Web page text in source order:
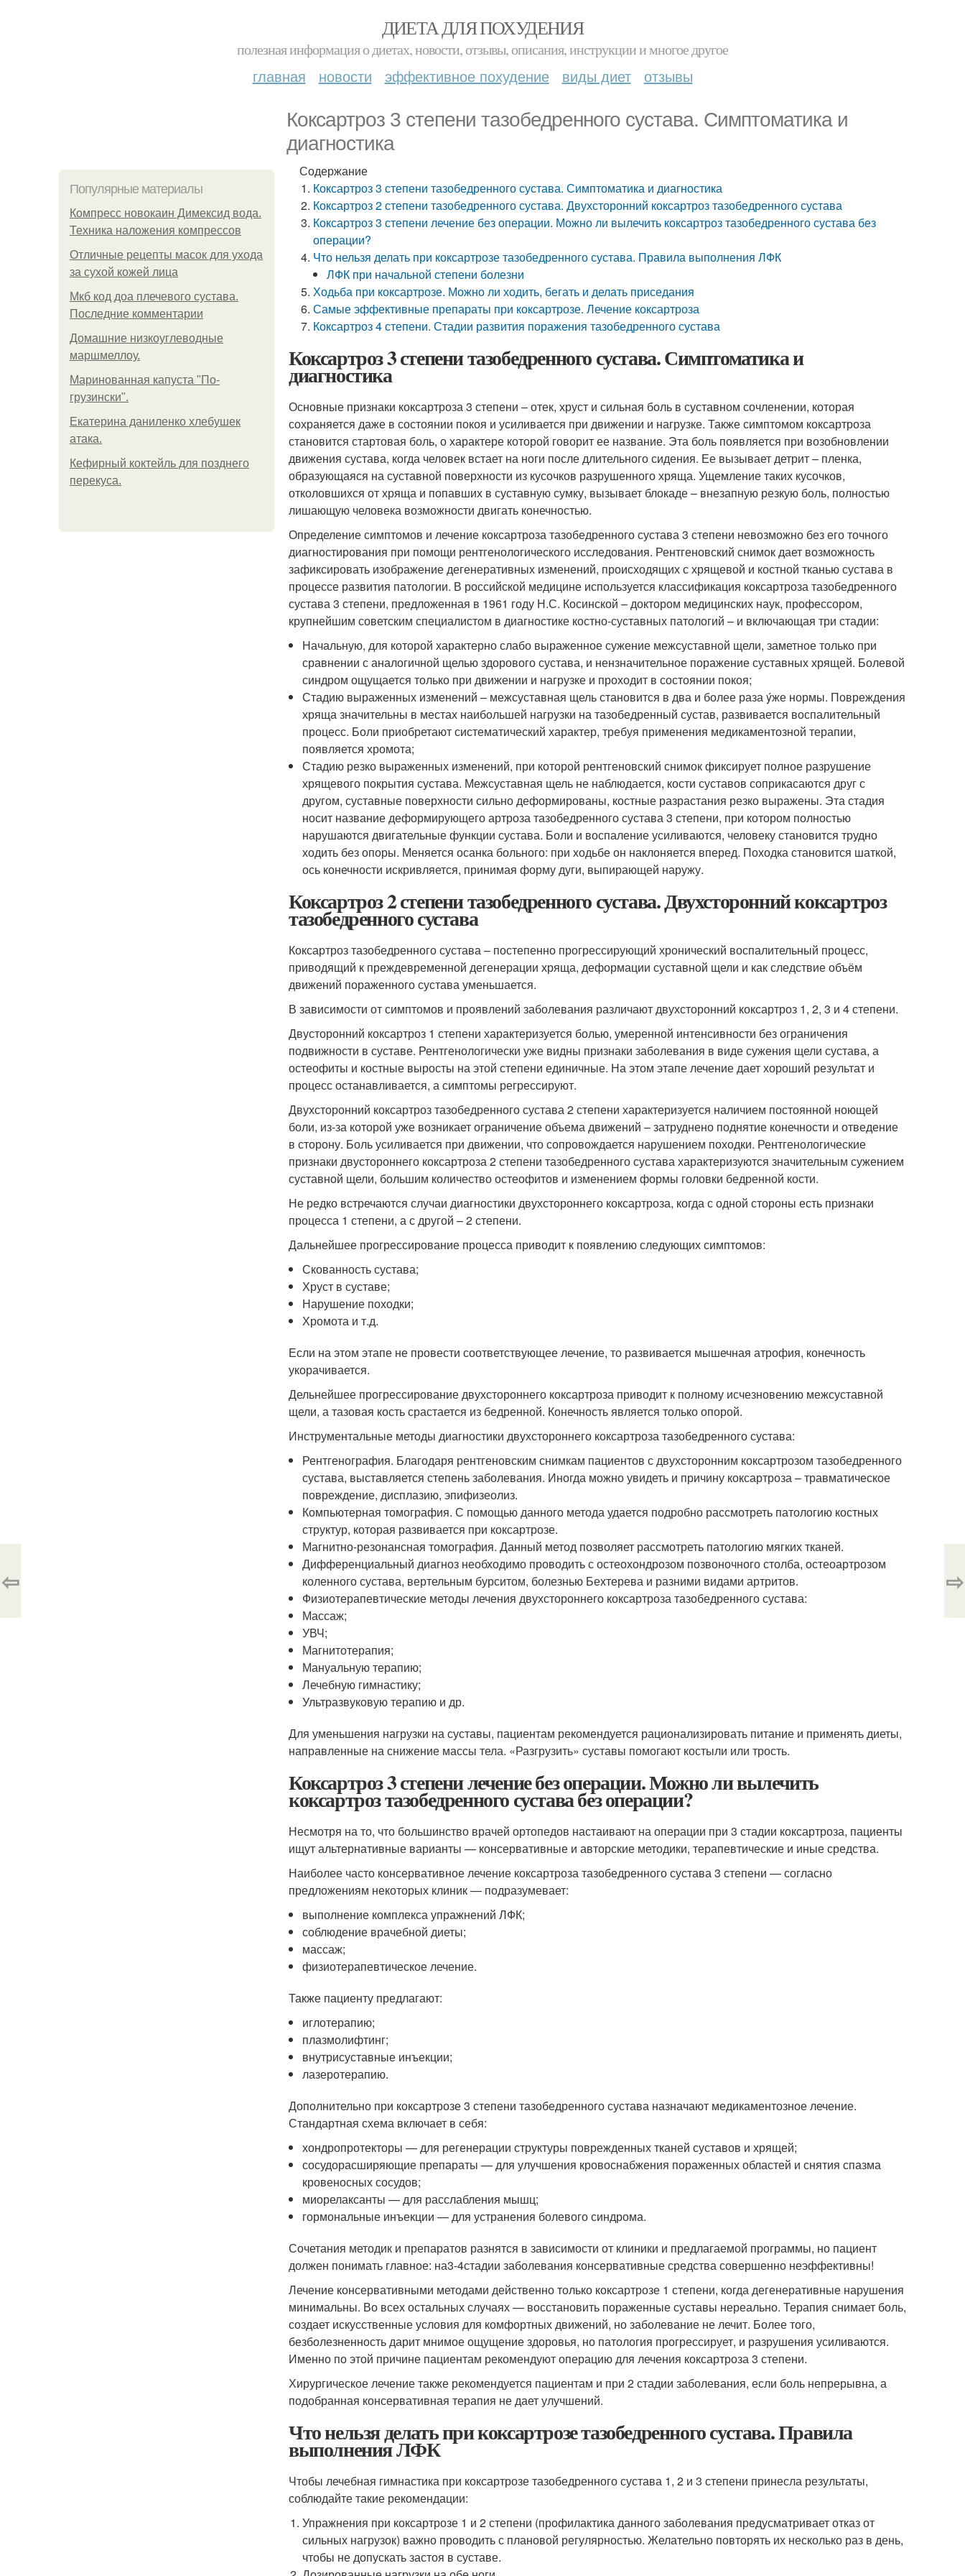
ДИЕТА ДЛЯ ПОХУДЕНИЯ
полезная информация о диетах, новости, отзывы, описания, инструкции и многое другое
главная новости эффективное похудение виды диет отзывы
Коксартроз 3 степени тазобедренного сустава. Симптоматика и
диагностика
Популярные материалы
Компресс новокаин Димексид вода.
Техника наложения компрессов
Отличные рецепты масок для ухода
за сухой кожей лица
Мкб код доа плечевого сустава.
Последние комментарии
Домашние низкоуглеводные
маршмеллоу.
Маринованная капуста "По-
грузински".
Екатерина даниленко хлебушек
атака.
Кефирный коктейль для позднего
перекуса.
Содержание
Коксартроз 3 степени тазобедренного сустава. Симптоматика и диагностика
Коксартроз 2 степени тазобедренного сустава. Двухсторонний коксартроз тазобедренного сустава
Коксартроз 3 степени лечение без операции. Можно ли вылечить коксартроз тазобедренного сустава без
операции?
Что нельзя делать при коксартрозе тазобедренного сустава. Правила выполнения ЛФК
ЛФК при начальной степени болезни
Ходьба при коксартрозе. Можно ли ходить, бегать и делать приседания
Самые эффективные препараты при коксартрозе. Лечение коксартроза
Коксартроз 4 степени. Стадии развития поражения тазобедренного сустава
Коксартроз 3 степени тазобедренного сустава. Симптоматика и
диагностика
Основные признаки коксартроза 3 степени – отек, хруст и сильная боль в суставном сочленении, которая
сохраняется даже в состоянии покоя и усиливается при движении и нагрузке. Также симптомом коксартроза
становится стартовая боль, о характере которой говорит ее название. Эта боль появляется при возобновлении
движения сустава, когда человек встает на ноги после длительного сидения. Ее вызывает детрит – пленка,
образующаяся на суставной поверхности из кусочков разрушенного хряща. Ущемление таких кусочков,
отколовшихся от хряща и попавших в суставную сумку, вызывает блокаде – внезапную резкую боль, полностью
лишающую человека возможности двигать конечностью.
Определение симптомов и лечение коксартроза тазобедренного сустава 3 степени невозможно без его точного
диагностирования при помощи рентгенологического исследования. Рентгеновский снимок дает возможность
зафиксировать изображение дегенеративных изменений, происходящих с хрящевой и костной тканью сустава в
процессе развития патологии. В российской медицине используется классификация коксартроза тазобедренного
сустава 3 степени, предложенная в 1961 году Н.С. Косинской – доктором медицинских наук, профессором,
крупнейшим советским специалистом в диагностике костно-суставных патологий – и включающая три стадии:
Начальную, для которой характерно слабо выраженное сужение межсуставной щели, заметное только при
сравнении с аналогичной щелью здорового сустава, и нензначительное поражение суставных хрящей. Болевой
синдром ощущается только при движении и нагрузке и проходит в состоянии покоя;
Стадию выраженных изменений – межсуставная щель становится в два и более раза ýже нормы. Повреждения
хряща значительны в местах наибольшей нагрузки на тазобедренный сустав, развивается воспалительный
процесс. Боли приобретают систематический характер, требуя применения медикаментозной терапии,
появляется хромота;
Стадию резко выраженных изменений, при которой рентгеновский снимок фиксирует полное разрушение
хрящевого покрытия сустава. Межсуставная щель не наблюдается, кости суставов соприкасаются друг с
другом, суставные поверхности сильно деформированы, костные разрастания резко выражены. Эта стадия
носит название деформирующего артроза тазобедренного сустава 3 степени, при котором полностью
нарушаются двигательные функции сустава. Боли и воспаление усиливаются, человеку становится трудно
ходить без опоры. Меняется осанка больного: при ходьбе он наклоняется вперед. Походка становится шаткой,
ось конечности искривляется, принимая форму дуги, выпирающей наружу.
Коксартроз 2 степени тазобедренного сустава. Двухсторонний коксартроз
тазобедренного сустава
Коксартроз тазобедренного сустава – постепенно прогрессирующий хронический воспалительный процесс,
приводящий к преждевременной дегенерации хряща, деформации суставной щели и как следствие объём
движений пораженного сустава уменьшается.
В зависимости от симптомов и проявлений заболевания различают двухсторонний коксартроз 1, 2, 3 и 4 степени.
Двусторонний коксартроз 1 степени характеризуется болью, умеренной интенсивности без ограничения
подвижности в суставе. Рентгенологически уже видны признаки заболевания в виде сужения щели сустава, а
остеофиты и костные выросты на этой степени единичные. На этом этапе лечение дает хороший результат и
процесс останавливается, а симптомы регрессируют.
Двухсторонний коксартроз тазобедренного сустава 2 степени характеризуется наличием постоянной ноющей
боли, из-за которой уже возникает ограничение объема движений – затруднено поднятие конечности и отведение
в сторону. Боль усиливается при движении, что сопровождается нарушением походки. Рентгенологические
признаки двустороннего коксартроза 2 степени тазобедренного сустава характеризуются значительным сужением
суставной щели, большим количество остеофитов и изменением формы головки бедренной кости.
Не редко встречаются случаи диагностики двухстороннего коксартроза, когда с одной стороны есть признаки
процесса 1 степени, а с другой – 2 степени.
Дальнейшее прогрессирование процесса приводит к появлению следующих симптомов:
Скованность сустава;
Хруст в суставе;
Нарушение походки;
Хромота и т.д.
Если на этом этапе не провести соответствующее лечение, то развивается мышечная атрофия, конечность
укорачивается.
Дельнейшее прогрессирование двухстороннего коксартроза приводит к полному исчезновению межсуставной
щели, а тазовая кость срастается из бедренной. Конечность является только опорой.
Инструментальные методы диагностики двухстороннего коксартроза тазобедренного сустава:
Рентгенография. Благодаря рентгеновским снимкам пациентов с двухсторонним коксартрозом тазобедренного
сустава, выставляется степень заболевания. Иногда можно увидеть и причину коксартроза – травматическое
повреждение, дисплазию, эпифизеолиз.
Компьютерная томография. С помощью данного метода удается подробно рассмотреть патологию костных
структур, которая развивается при коксартрозе.
Магнитно-резонансная томография. Данный метод позволяет рассмотреть патологию мягких тканей.
Дифференциальный диагноз необходимо проводить с остеохондрозом позвоночного столба, остеоартрозом
коленного сустава, вертельным бурситом, болезнью Бехтерева и разними видами артритов.
Физиотерапевтические методы лечения двухстороннего коксартроза тазобедренного сустава:
Массаж;
УВЧ;
Магнитотерапия;
Мануальную терапию;
Лечебную гимнастику;
Ультразвуковую терапию и др.
Для уменьшения нагрузки на суставы, пациентам рекомендуется рационализировать питание и применять диеты,
направленные на снижение массы тела. «Разгрузить» суставы помогают костыли или трость.
Коксартроз 3 степени лечение без операции. Можно ли вылечить
коксартроз тазобедренного сустава без операции?
Несмотря на то, что большинство врачей ортопедов настаивают на операции при 3 стадии коксартроза, пациенты
ищут альтернативные варианты — консервативные и авторские методики, терапевтические и иные средства.
Наиболее часто консервативное лечение коксартроза тазобедренного сустава 3 степени — согласно
предложениям некоторых клиник — подразумевает:
выполнение комплекса упражнений ЛФК;
соблюдение врачебной диеты;
массаж;
физиотерапевтическое лечение.
Также пациенту предлагают:
иглотерапию;
плазмолифтинг;
внутрисуставные инъекции;
лазеротерапию.
Дополнительно при коксартрозе 3 степени тазобедренного сустава назначают медикаментозное лечение.
Стандартная схема включает в себя:
хондропротекторы — для регенерации структуры поврежденных тканей суставов и хрящей;
сосудорасширяющие препараты — для улучшения кровоснабжения пораженных областей и снятия спазма
кровеносных сосудов;
миорелаксанты — для расслабления мышц;
гормональные инъекции — для устранения болевого синдрома.
Сочетания методик и препаратов разнятся в зависимости от клиники и предлагаемой программы, но пациент
должен понимать главное: на3-4стадии заболевания консервативные средства совершенно неэффективны!
Лечение консервативными методами действенно только коксартрозе 1 степени, когда дегенеративные нарушения
минимальны. Во всех остальных случаях — восстановить пораженные суставы нереально. Терапия снимает боль,
создает искусственные условия для комфортных движений, но заболевание не лечит. Более того,
безболезненность дарит мнимое ощущение здоровья, но патология прогрессирует, и разрушения усиливаются.
Именно по этой причине пациентам рекомендуют операцию для лечения коксартроза 3 степени.
Хирургическое лечение также рекомендуется пациентам и при 2 стадии заболевания, если боль непрерывна, а
подобранная консервативная терапия не дает улучшений.
Что нельзя делать при коксартрозе тазобедренного сустава. Правила
выполнения ЛФК
Чтобы лечебная гимнастика при коксартрозе тазобедренного сустава 1, 2 и 3 степени принесла результаты,
соблюдайте такие рекомендации:
Упражнения при коксартрозе 1 и 2 степени (профилактика данного заболевания предусматривает отказ от
сильных нагрузок) важно проводить с плановой регулярностью. Желательно повторять их несколько раз в день,
чтобы не допускать застоя в суставе.
⇦ ⇨